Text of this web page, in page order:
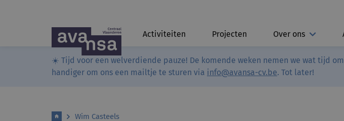
Activiteiten Projecten Over ons
☀️ Tijd voor een welverdiende pauze! De komende weken nemen we wat tijd
handiger om ons een mailtje te sturen via info@avansa-cv.be. Tot later!
Wim Casteels